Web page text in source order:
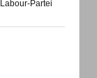
Labour-Partei